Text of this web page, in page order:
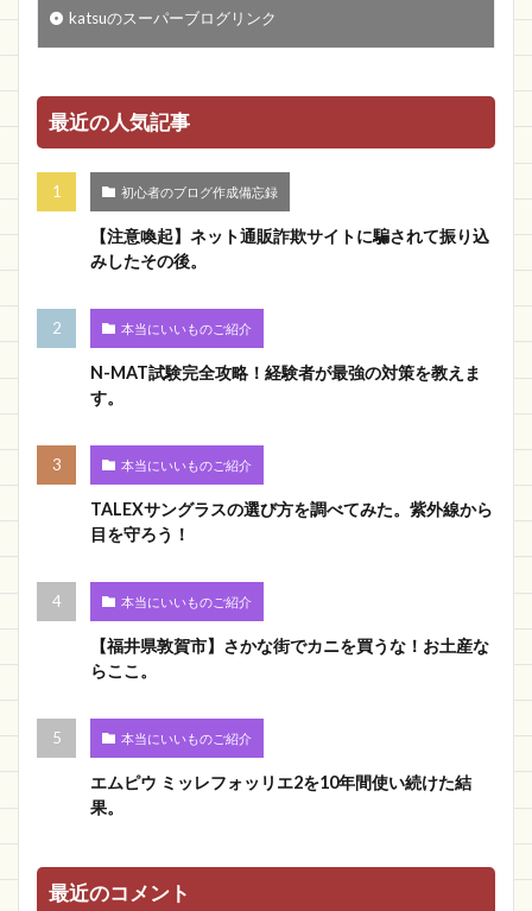
katsuのスーパーブログリンク
最近の人気記事
初心者のブログ作成備忘録
【注意喚起】ネット通販詐欺サイトに騙されて振り込
みしたその後。
本当にいいものご紹介
N-MAT試験完全攻略！経験者が最強の対策を教えま
す。
本当にいいものご紹介
TALEXサングラスの選び方を調べてみた。紫外線から
目を守ろう！
本当にいいものご紹介
【福井県敦賀市】さかな街でカニを買うな！お土産な
らここ。
本当にいいものご紹介
エムピウ ミッレフォッリエ2を10年間使い続けた結
果。
最近のコメント